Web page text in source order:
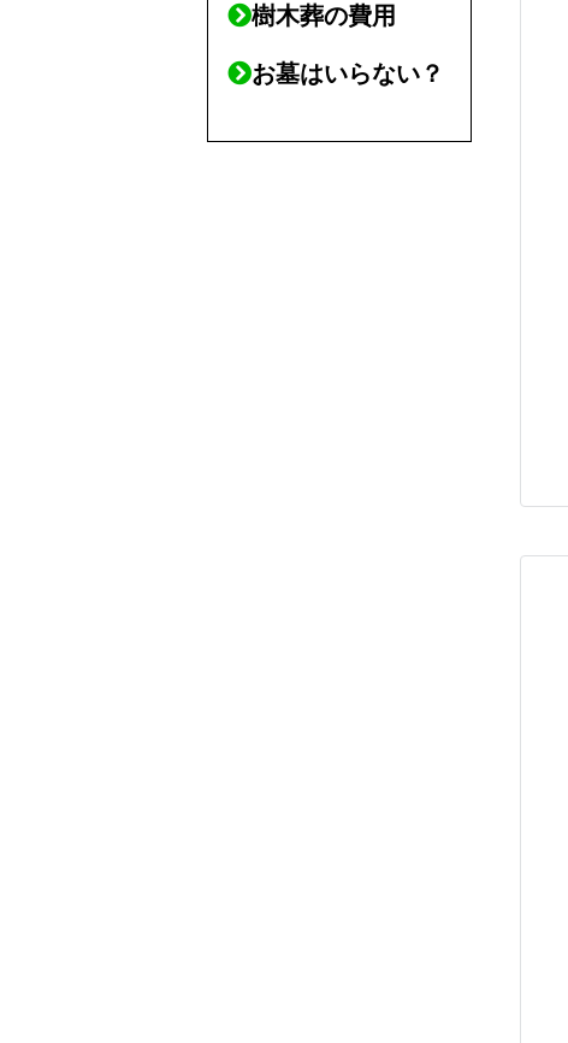
樹木葬の費用
お墓はいらない？